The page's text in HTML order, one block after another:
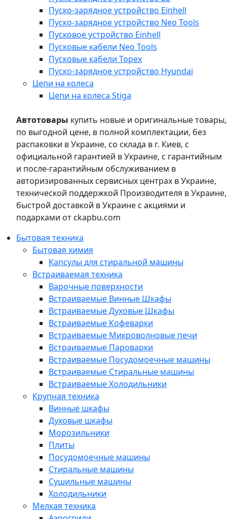
Пуско-зарядное устройство Einhell
Пуско-зарядное устройство Neo Tools
Пусковое устройство Einhell
Пусковые кабели Neo Tools
Пусковые кабели Topex
Пуско-зарядное устройство Hyundai
Цепи на колеса
Цепи на колеса Stiga
Автотовары купить новые и оригинальные товары,
по выгодной цене, в полной комплектации, без
распаковки в Украине, со склада в г. Киев, с
официальной гарантией в Украине, с гарантийным
и после-гарантийным обслуживанием в
авторизированных сервисных центрах в Украине,
технической поддержкой Производителя в Украине,
быстрой доставкой в Украине с акциями и
подарками от ckapbu.com
Бытовая техника
Бытовая химия
Капсулы для стиральной машины
Встраиваемая техника
Варочные поверхности
Встраиваемые Винные Шкафы
Встраиваемые Духовые Шкафы
Встраиваемые Кофеварки
Встраиваемые Микроволновые печи
Встраиваемые Пароварки
Встраиваемые Посудомоечные машины
Встраиваемые Стиральные машины
Встраиваемые Холодильники
Крупная техника
Винные шкафы
Духовые шкафы
Морозильники
Плиты
Посудомоечные машины
Стиральные машины
Сушильные машины
Холодильники
Мелкая техника